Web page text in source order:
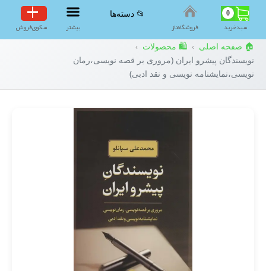
0
سبد‌خرید فروشگاه‌ناز
📂 دسته‌ها
بیشتر سکوی‌فروش
🏠 صفحه اصلی › 🛍️ محصولات ›
نویسندگان پیشرو ایران (مروری بر قصه نویسی،رمان
نویسی،نمایشنامه نویسی و نقد ادبی)